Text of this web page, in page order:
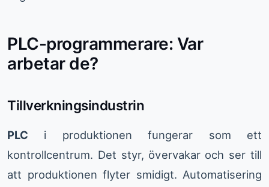
PLC-programmerare: Var
arbetar de?
Tillverkningsindustrin
PLC i produktionen fungerar som ett
kontrollcentrum. Det styr, övervakar och ser till
att produktionen flyter smidigt. Automatisering